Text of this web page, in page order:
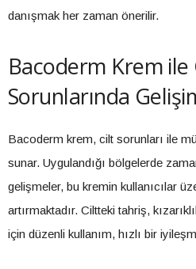
danışmak her zaman önerilir.
Bacoderm Krem ile
Sorunlarında
Bacoderm krem, cilt sorunları ile
sunar. Uygulandığı bölgelerde
gelişmeler, bu kremin kullanıcılar
artırmaktadır. Ciltteki tahriş,
için düzenli kullanım, hızlı bir